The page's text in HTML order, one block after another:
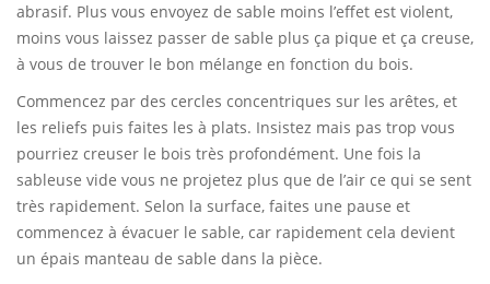
abrasif. Plus vous envoyez de sable moins l’effet est violent,
moins vous laissez passer de sable plus ça pique et ça creuse,
à vous de trouver le bon mélange en fonction du bois.
Commencez par des cercles concentriques sur les arêtes, et
les reliefs puis faites les à plats. Insistez mais pas trop vous
pourriez creuser le bois très profondément. Une fois la
sableuse vide vous ne projetez plus que de l’air ce qui se sent
très rapidement. Selon la surface, faites une pause et
commencez à évacuer le sable, car rapidement cela devient
un épais manteau de sable dans la pièce.